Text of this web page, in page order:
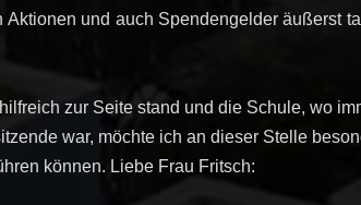
und auch Spendengelder äußerst
zur Seite stand und die Schule, wo
war, möchte ich an dieser Stelle
können. Liebe Frau Fritsch: